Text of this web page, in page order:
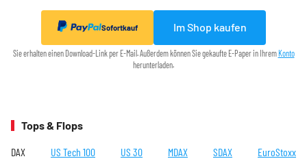
Sofortkauf Im Shop kaufen
Sie erhalten einen Download-Link per E-Mail. Außerdem können Sie gekaufte E-Paper in IhremKonto
herunterladen.
Tops & Flops
DAX US Tech 100 US 30 MDAX SDAX EuroStoxx